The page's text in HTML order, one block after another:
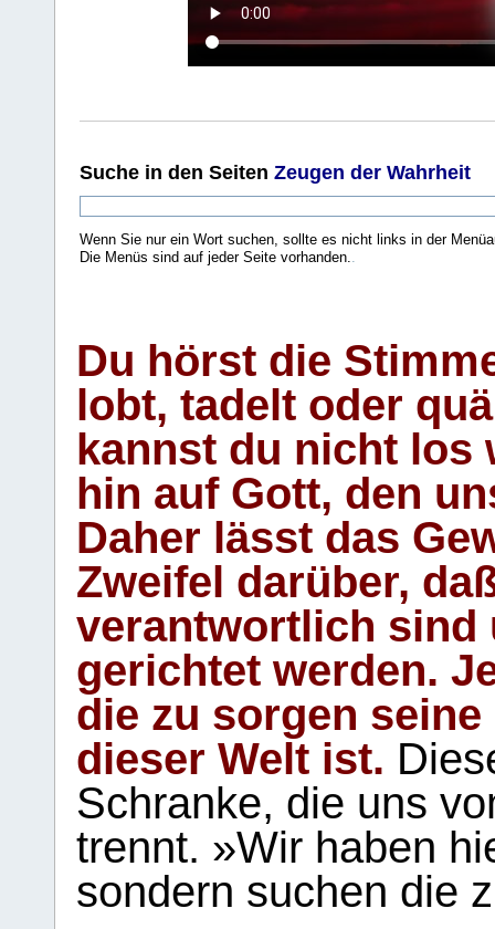
Suche in den Seiten Zeugen der Wahrheit
Wenn Sie nur ein Wort suchen, sollte es nicht links in der
Die Menüs sind auf jeder Seite vorhanden..
Du hörst die
lobt, tadelt oder
kannst du nicht los
hin auf Gott, den
Daher lässt das
Zweifel darüber,
verantwortlich sind
gerichtet werden.
die zu sorgen
dieser Welt ist.
Schranke, die uns
trennt. »Wir haben
sondern suchen die